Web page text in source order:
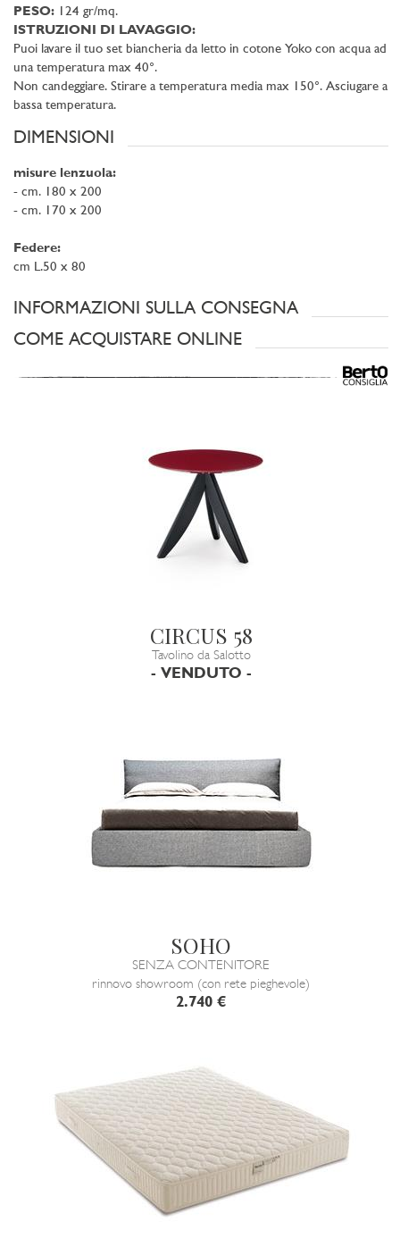
PESO: 124 gr/mq.
ISTRUZIONI DI LAVAGGIO:
Puoi lavare il tuo set biancheria da letto in cotone Yoko con acqua ad
una temperatura max 40°.
Non candeggiare. Stirare a temperatura media max 150°. Asciugare a
bassa temperatura.
DIMENSIONI
misure lenzuola:
- cm. 180 x 200
- cm. 170 x 200
Federe:
cm L.50 x 80
INFORMAZIONI SULLA CONSEGNA
COME ACQUISTARE ONLINE
CIRCUS 58
Tavolino da Salotto
- VENDUTO -
SOHO
SENZA CONTENITORE
rinnovo showroom (con rete pieghevole)
2.740 €